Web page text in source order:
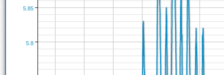
5.8
5.85